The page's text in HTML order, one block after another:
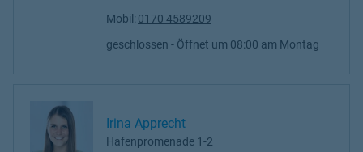
Mobil: 0170 4589209
geschlossen - Öffnet um 08:00 Montag
Irina Apprecht
Hafenpromenade 1-2